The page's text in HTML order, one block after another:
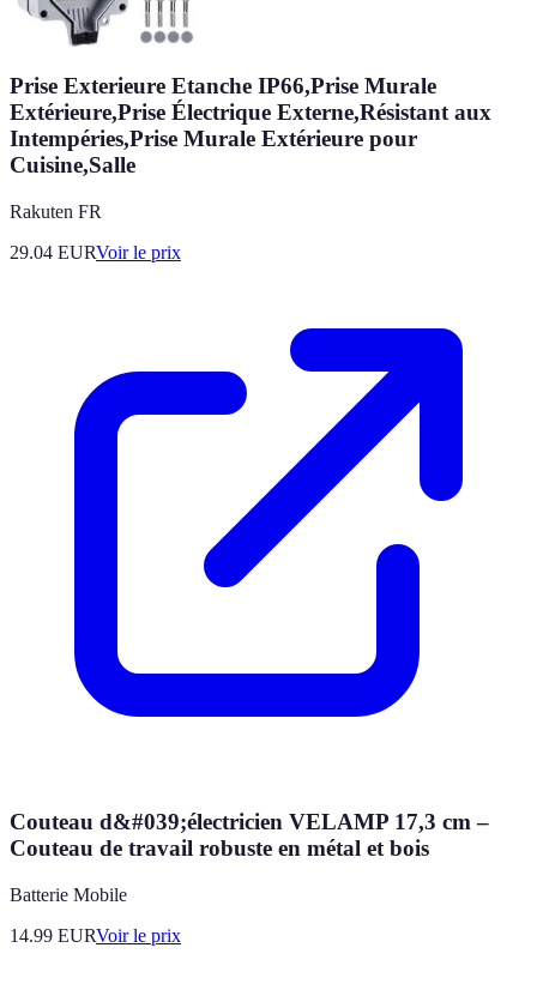
Prise Exterieure Etanche IP66,Prise Murale
Extérieure,Prise Électrique Externe,Résistant aux
Intempéries,Prise Murale Extérieure pour
Cuisine,Salle
Rakuten FR
29.04 EURVoir le prix
Couteau d&#039;électricien VELAMP 17,3 cm –
Couteau de travail robuste en métal et bois
Batterie Mobile
14.99 EURVoir le prix